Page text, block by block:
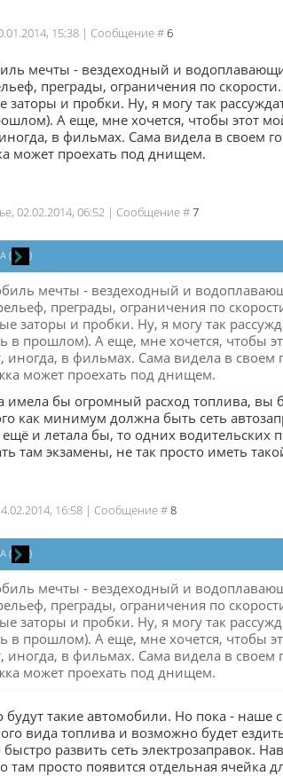
15:38 | Сообщение #6
мечты - вездеходный и
преграды, ограничения по
заторы и пробки. Ну, я могу так
А еще, мне хочется, чтобы этот
в фильмах. Сама видела в своем
может проехать под днищем.
02.02.2014, 06:52 | Сообщение #7
( )
мечты - вездеходный и
преграды, ограничения по
заторы и пробки. Ну, я могу так
в прошлом). А еще, мне хочется, чтобы
иногда, в фильмах. Сама видела в
может проехать под днищем.
имела бы огромный расход топлива, вы
как минимум должна быть сеть
и летала бы, то одних водительских
там экзамены, не так просто иметь
16:58 | Сообщение #8
( )
мечты - вездеходный и
преграды, ограничения по
заторы и пробки. Ну, я могу так
в прошлом). А еще, мне хочется, чтобы
иногда, в фильмах. Сама видела в
может проехать под днищем.
будут такие автомобили. Но пока -
вида топлива и возможно будет
развить сеть электрозаправок.
там просто появится отдельная ячейка